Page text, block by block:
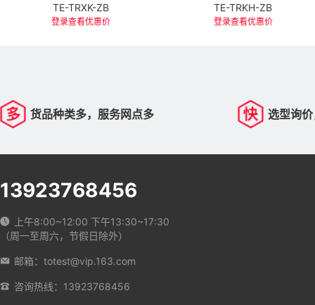
TE-TRXK-ZB
登录查看优惠价
TE-TRKH-ZB
登录查看优惠价
货品种类多，服务网点多 选型询
13923768456
上午8:00~12:00 下午13:30~17:30
（周一至周六，节假日除外）
邮箱：totest@vip.163.com
咨询热线：13923768456